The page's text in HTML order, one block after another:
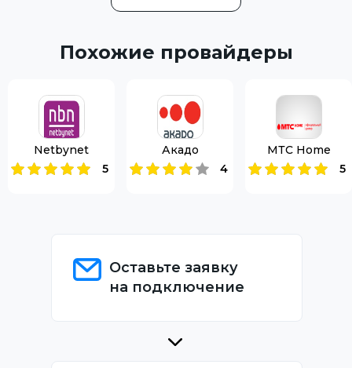
Похожие провайдеры
Netbynet
5
Акадо
4
МТС Home
5
Оставьте заявку
на подключение